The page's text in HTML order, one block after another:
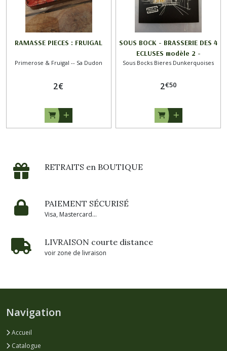
RAMASSE PIECES : FRUIGAL
Primerose & Fruigal -- Sa Dudon
2€
SOUS BOCK - BRASSERIE DES 4
ECLUSES modèle 2 -
DUNKERQUE
Sous Bocks Bieres Dunkerquoises
2€50
RETRAITS en BOUTIQUE
PAIEMENT SÉCURISÉ
Visa, Mastercard...
LIVRAISON courte distance
voir zone de livraison
Navigation
Accueil
Catalogue